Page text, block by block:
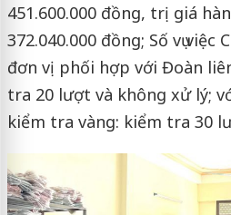
451.600.000 đồng, trị giá
372.040.000 đồng; Số vụ việc
đơn vị phối hợp với Đoàn
tra 20 lượt và không xử lý;
kiểm tra vàng: kiểm tra 30